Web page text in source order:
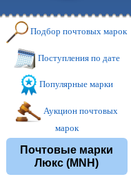
Подбор почтовых марок
Поступления по дате
Популярные марки
Аукцион почтовых
марок
Почтовые марки
Люкс (MNH)